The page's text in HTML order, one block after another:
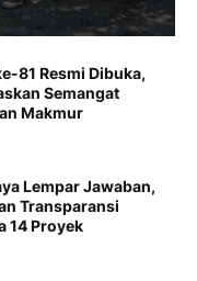
81 Resmi Dibuka,
Semangat
Makmur
Lempar Jawaban,
Transparansi
14 Proyek